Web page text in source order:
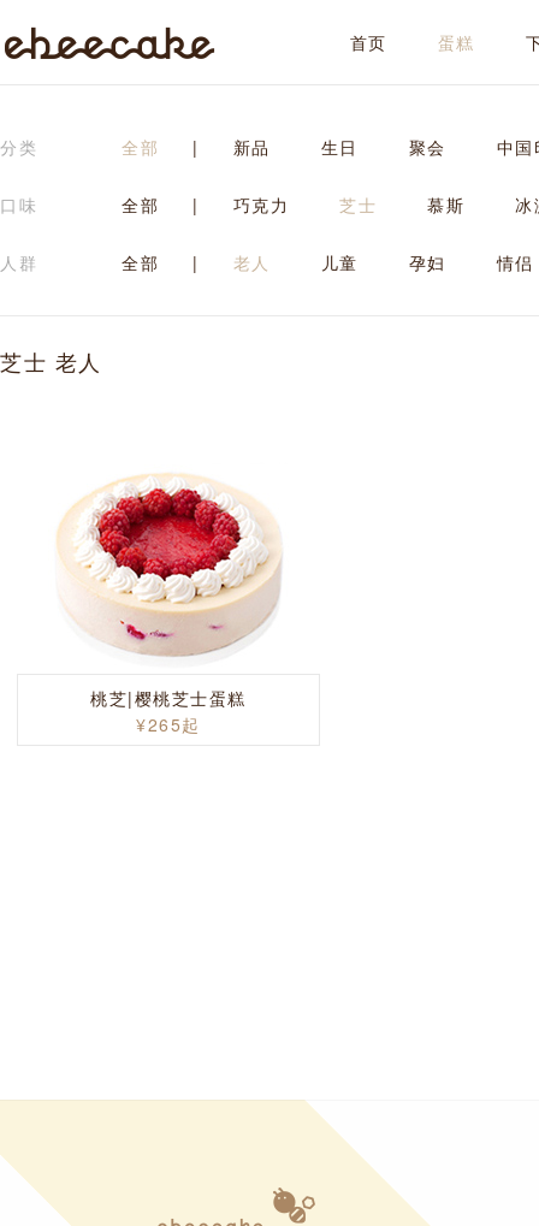
首页 蛋糕
分类 全部 | 新品 生日 聚会 中国
口味 全部 | 巧克力 芝士 慕斯 冰
人群 全部 | 老人 儿童 孕妇 情侣
芝士 老人
桃芝|樱桃芝士蛋糕
¥265起